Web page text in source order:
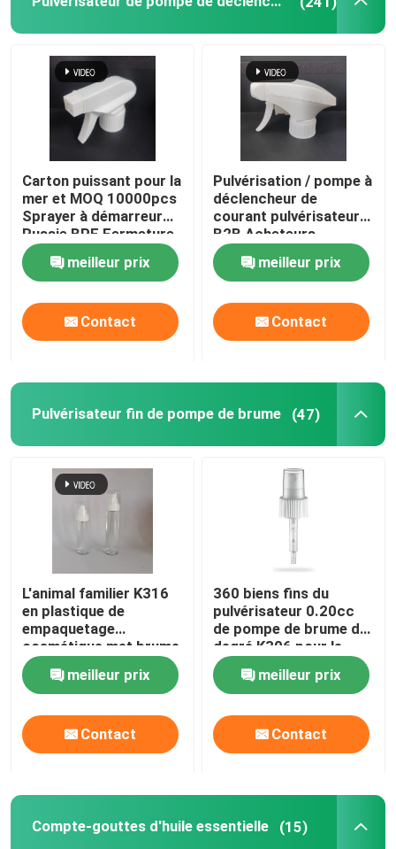
Bouteille en verre
Carton puissant pour la
mer et MOQ 10000pcs
Sprayer à démarreur
Russie BPF Fermeture
meilleur prix
Contact
Pulvérisation / pompe à
déclencheur de
courant pulvérisateur
B2B Acheteurs
Package 500pcs/carte
meilleur prix
Contact
Pulvérisateur fin de pompe de brume (47)
L'animal familier K316
en plastique de
empaquetage
cosmétique met brume
en bouteille fine vide
100ml 125ml de
protection solaire la
petite
meilleur prix
Contact
360 biens fins du
pulvérisateur 0.20cc
de pompe de brume du
degré K306 pour le
parfum
meilleur prix
Contact
Compte-gouttes d'huile essentielle (15)